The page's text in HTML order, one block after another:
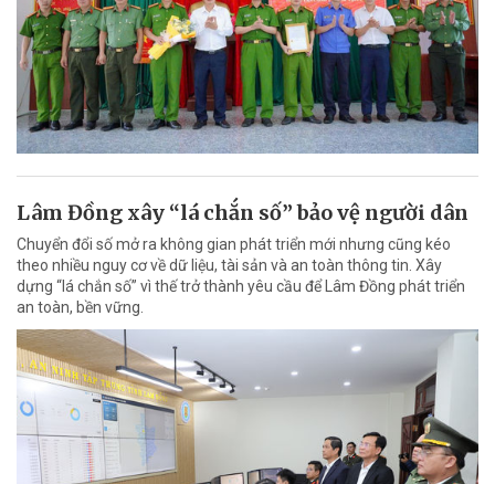
Lâm Đồng xây “lá chắn số” bảo vệ người dân
Chuyển đổi số mở ra không gian phát triển mới nhưng cũng kéo
theo nhiều nguy cơ về dữ liệu, tài sản và an toàn thông tin. Xây
dựng “lá chắn số” vì thế trở thành yêu cầu để Lâm Đồng phát triển
an toàn, bền vững.